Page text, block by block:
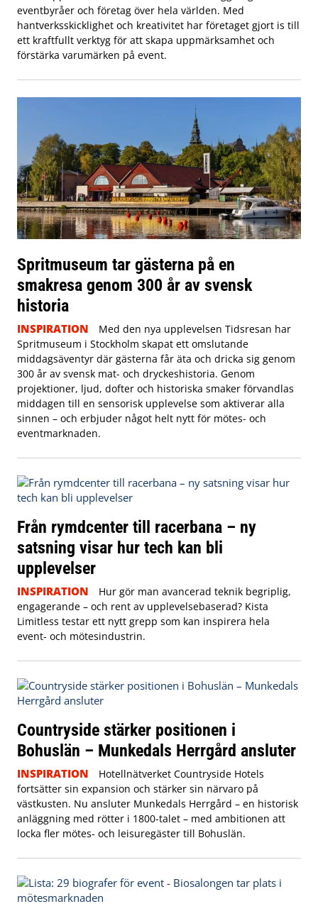
eventbyråer och företag över hela världen. Med
hantverksskicklighet och kreativitet har företaget gjort is till
ett kraftfullt verktyg för att skapa uppmärksamhet och
förstärka varumärken på event.
Spritmuseum tar gästerna på en
smakresa genom 300 år av svensk
historia
INSPIRATION
Med den nya upplevelsen Tidsresan har
Spritmuseum i Stockholm skapat ett omslutande
middagsäventyr där gästerna får äta och dricka sig genom
300 år av svensk mat- och dryckeshistoria. Genom
projektioner, ljud, dofter och historiska smaker förvandlas
middagen till en sensorisk upplevelse som aktiverar alla
sinnen – och erbjuder något helt nytt för mötes- och
eventmarknaden.
Från rymdcenter till racerbana – ny
satsning visar hur tech kan bli
upplevelser
INSPIRATION
Hur gör man avancerad teknik begriplig,
engagerande – och rent av upplevelsebaserad? Kista
Limitless testar ett nytt grepp som kan inspirera hela
event- och mötesindustrin.
Countryside stärker positionen i
Bohuslän – Munkedals Herrgård ansluter
INSPIRATION
Hotellnätverket Countryside Hotels
fortsätter sin expansion och stärker sin närvaro på
västkusten. Nu ansluter Munkedals Herrgård – en historisk
anläggning med rötter i 1800-talet – med ambitionen att
locka fler mötes- och leisuregäster till Bohuslän.